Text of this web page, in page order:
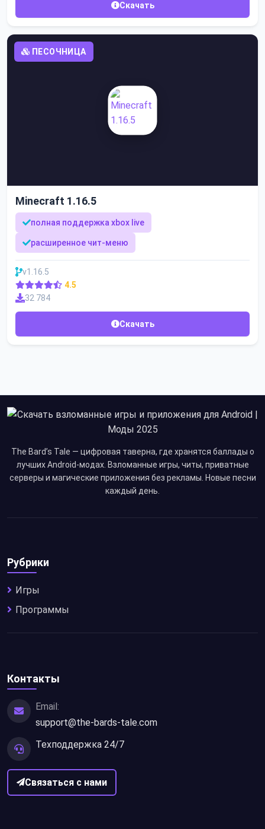
Скачать
ПЕСОЧНИЦА
Minecraft 1.16.5
полная поддержка xbox live
расширенное чит-меню
v1.16.5
4.5
32 784
Скачать
The Bard’s Tale — цифровая таверна, где хранятся баллады о
лучших Android-модах. Взломанные игры, читы, приватные
серверы и магические приложения без рекламы. Новые песни
каждый день.
Рубрики
Игры
Программы
Контакты
Email:
support@the-bards-tale.com
Техподдержка 24/7
Связаться с нами